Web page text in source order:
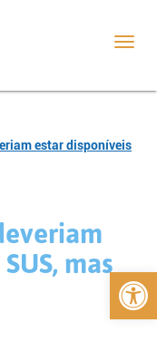
Abrir
estar disponíveis
mas